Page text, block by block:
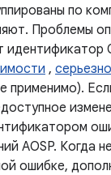
по
Проблемы
,
применимо).
AOSP. Когда
ошибке,